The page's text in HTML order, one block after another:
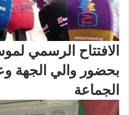
الافتتاح الرسمي
بحضور والي الجهة
الجماعة